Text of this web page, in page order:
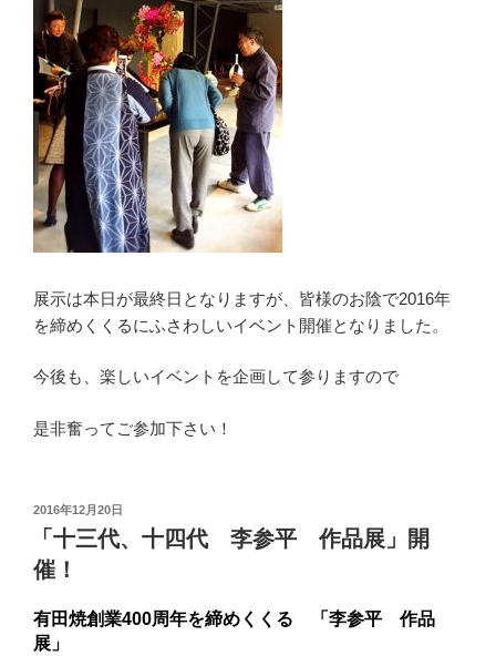
展示は本日が最終日となりますが、皆様のお陰で2016年
を締めくくるにふさわしいイベント開催となりました。
今後も、楽しいイベントを企画して参りますので
是非奮ってご参加下さい！
投
稿
2016年12月20日
「十三代、十四代 李参平 作品展」開
催！
有田焼創業400周年を締めくくる 「李参平 作品
展」